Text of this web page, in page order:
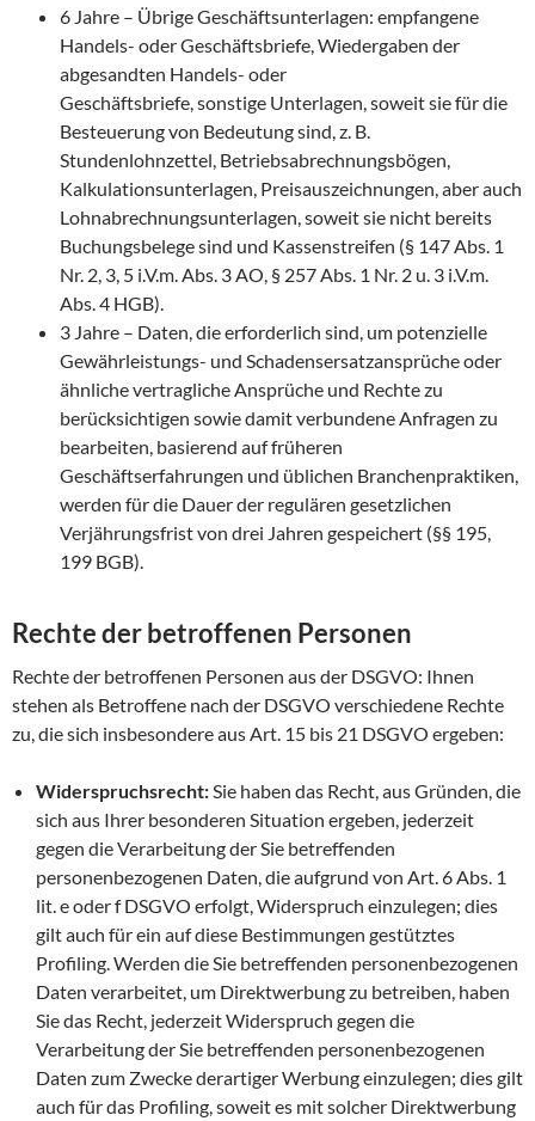
6 Jahre – Übrige Geschäftsunterlagen: empfangene
Handels- oder Geschäftsbriefe, Wiedergaben der
abgesandten Handels- oder
Geschäftsbriefe, sonstige Unterlagen, soweit sie für die
Besteuerung von Bedeutung sind, z. B.
Stundenlohnzettel, Betriebsabrechnungsbögen,
Kalkulationsunterlagen, Preisauszeichnungen, aber auch
Lohnabrechnungsunterlagen, soweit sie nicht bereits
Buchungsbelege sind und Kassenstreifen (§ 147 Abs. 1
Nr. 2, 3, 5 i.V.m. Abs. 3 AO, § 257 Abs. 1 Nr. 2 u. 3 i.V.m.
Abs. 4 HGB).
3 Jahre – Daten, die erforderlich sind, um potenzielle
Gewährleistungs- und Schadensersatzansprüche oder
ähnliche vertragliche Ansprüche und Rechte zu
berücksichtigen sowie damit verbundene Anfragen zu
bearbeiten, basierend auf früheren
Geschäftserfahrungen und üblichen Branchenpraktiken,
werden für die Dauer der regulären gesetzlichen
Verjährungsfrist von drei Jahren gespeichert (§§ 195,
199 BGB).
Rechte der betroffenen Personen
Rechte der betroffenen Personen aus der DSGVO: Ihnen
stehen als Betroffene nach der DSGVO verschiedene Rechte
zu, die sich insbesondere aus Art. 15 bis 21 DSGVO ergeben:
Widerspruchsrecht: Sie haben das Recht, aus Gründen, die
sich aus Ihrer besonderen Situation ergeben, jederzeit
gegen die Verarbeitung der Sie betreffenden
personenbezogenen Daten, die aufgrund von Art. 6 Abs. 1
lit. e oder f DSGVO erfolgt, Widerspruch einzulegen; dies
gilt auch für ein auf diese Bestimmungen gestütztes
Profiling. Werden die Sie betreffenden personenbezogenen
Daten verarbeitet, um Direktwerbung zu betreiben, haben
Sie das Recht, jederzeit Widerspruch gegen die
Verarbeitung der Sie betreffenden personenbezogenen
Daten zum Zwecke derartiger Werbung einzulegen; dies gilt
auch für das Profiling, soweit es mit solcher Direktwerbung